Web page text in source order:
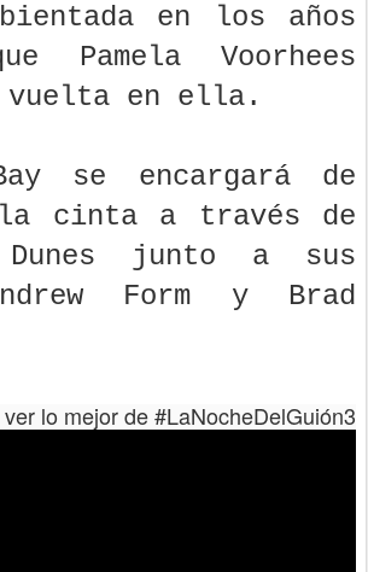
en los años
Pamela Voorhees
vuelta en ella.
se encargará de
cinta a través de
Dunes junto a sus
Form y Brad
lo mejor de #LaNocheDelGuión3